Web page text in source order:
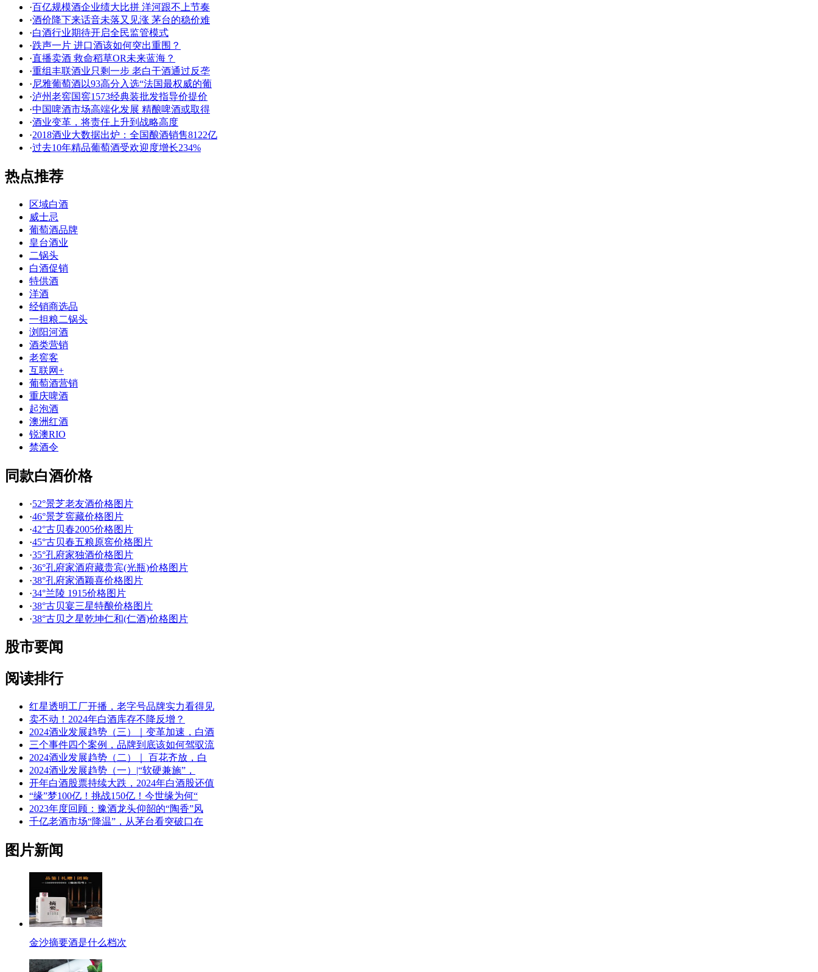
·百亿规模酒企业绩大比拼 洋河跟不上节奏
·酒价降下来话音未落又见涨 茅台的稳价难
·白酒行业期待开启全民监管模式
·跌声一片 进口酒该如何突出重围？
·直播卖酒 救命稻草OR未来蓝海？
·重组丰联酒业只剩一步 老白干酒通过反垄
·尼雅葡萄酒以93高分入选“法国最权威的葡
·泸州老窖国窖1573经典装批发指导价提价
·中国啤酒市场高端化发展 精酿啤酒或取得
·酒业变革，将责任上升到战略高度
·2018酒业大数据出炉：全国酿酒销售8122亿
·过去10年精品葡萄酒受欢迎度增长234%
热点推荐
区域白酒
威士忌
葡萄酒品牌
皇台酒业
二锅头
白酒促销
特供酒
洋酒
经销商选品
一担粮二锅头
浏阳河酒
酒类营销
老窖客
互联网+
葡萄酒营销
重庆啤酒
起泡酒
澳洲红酒
锐澳RIO
禁酒令
同款白酒价格
·52°景芝老友酒价格图片
·46°景芝窖藏价格图片
·42°古贝春2005价格图片
·45°古贝春五粮原窖价格图片
·35°孔府家独酒价格图片
·36°孔府家酒府藏贵宾(光瓶)价格图片
·38°孔府家酒颖喜价格图片
·34°兰陵 1915价格图片
·38°古贝宴三星特酿价格图片
·38°古贝之星乾坤仁和(仁酒)价格图片
股市要闻
阅读排行
红星透明工厂开播，老字号品牌实力看得见
卖不动！2024年白酒库存不降反增？
2024酒业发展趋势（三）｜变革加速，白酒
三个事件四个案例，品牌到底该如何驾驭流
2024酒业发展趋势（二）｜ 百花齐放，白
2024酒业发展趋势（一）|“软硬兼施”，
开年白酒股票持续大跌，2024年白酒股还值
“缘”梦100亿！挑战150亿！今世缘为何“
2023年度回顾：豫酒龙头仰韶的“陶香”风
千亿老酒市场“降温”，从茅台看突破口在
图片新闻
金沙摘要酒是什么档次